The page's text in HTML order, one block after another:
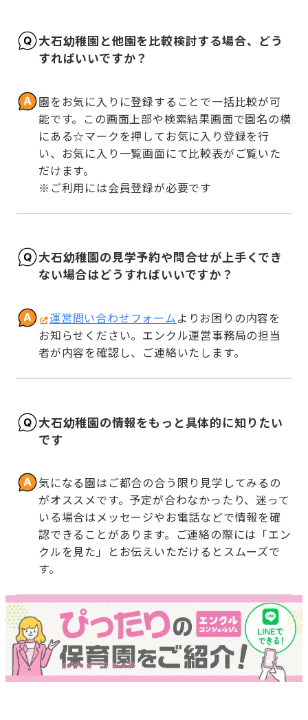
大石幼稚園と他園を比較検討する場合、どう
すればいいですか？
園をお気に入りに登録することで一括比較が可
能です。この画面上部や検索結果画面で園名の横
にある☆マークを押してお気に入り登録を行
い、お気に入り一覧画面にて比較表がご覧いた
だけます。
※ご利用には会員登録が必要です
大石幼稚園の見学予約や問合せが上手くでき
ない場合はどうすればいいですか？
運営問い合わせフォームよりお困りの内容を
お知らせください。エンクル運営事務局の担当
者が内容を確認し、ご連絡いたします。
大石幼稚園の情報をもっと具体的に知りたい
です
気になる園はご都合の合う限り見学してみるの
がオススメです。予定が合わなかったり、迷って
いる場合はメッセージやお電話などで情報を確
認できることがあります。ご連絡の際には「エン
クルを見た」とお伝えいただけるとスムーズで
す。